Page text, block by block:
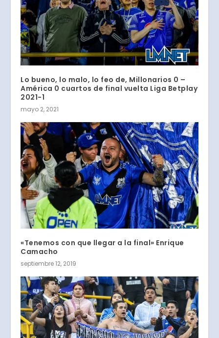
Lo bueno, lo malo, lo feo de, Millonarios 0 –
América 0 cuartos de final vuelta Liga Betplay
2021-1
mayo 2, 2021
«Tenemos con que llegar a la final» Enrique
Camacho
septiembre 12, 2019